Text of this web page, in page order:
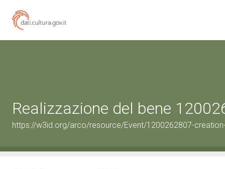
Realizzazione del bene
https://w3id.org/arco/resource/Event/1200262807-